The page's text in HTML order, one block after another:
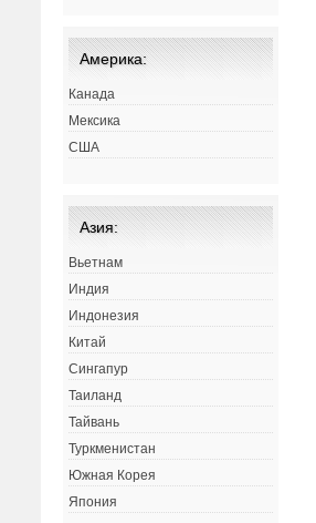
Америка:
Канада
Мексика
США
Азия:
Вьетнам
Индия
Индонезия
Китай
Сингапур
Таиланд
Тайвань
Туркменистан
Южная Корея
Япония